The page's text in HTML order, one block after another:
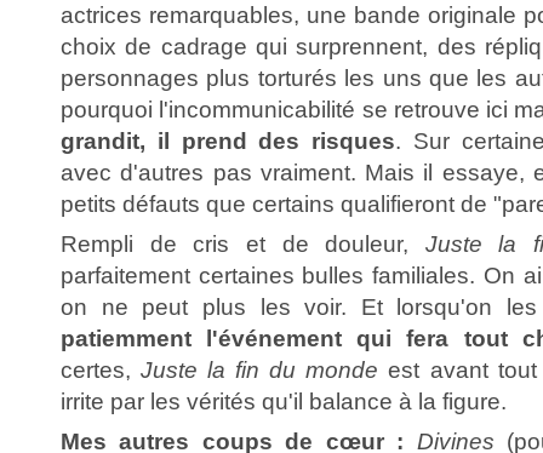
actrices remarquables, une bande originale
choix de cadrage qui surprennent, des
personnages plus torturés les uns que les
pourquoi l'incommunicabilité se retrouve ici
grandit, il prend des risques. Sur
avec d'autres pas vraiment. Mais il essaye,
petits défauts que certains qualifieront de
Rempli de cris et de douleur, Juste la
parfaitement certaines bulles familiales. On
on ne peut plus les voir. Et lorsqu'on
patiemment l'événement qui fera tout
certes,Juste la fin du monde est avant
irrite par les vérités qu'il balance à la figure.
Mes autres coups de cœur : Divines